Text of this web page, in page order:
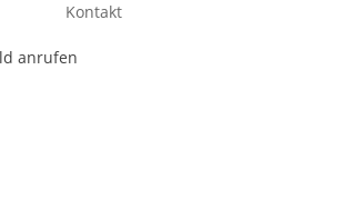
Kontakt